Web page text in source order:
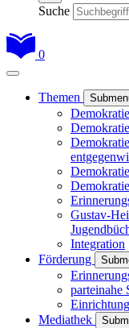
Suche
0
Themen
Gustav-
Integration
Förderung
parteinahe
Mediathek